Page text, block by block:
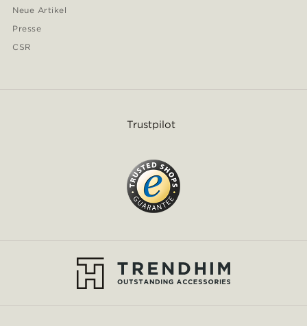
Neue Artikel
Presse
CSR
Trustpilot